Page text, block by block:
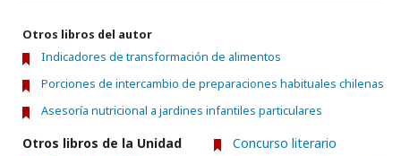
Otros libros del autor
Indicadores de transformación de alimentos
Porciones de intercambio de preparaciones habituales chilenas
Asesoría nutricional a jardines infantiles particulares
Otros libros de la Unidad
Concurso literario